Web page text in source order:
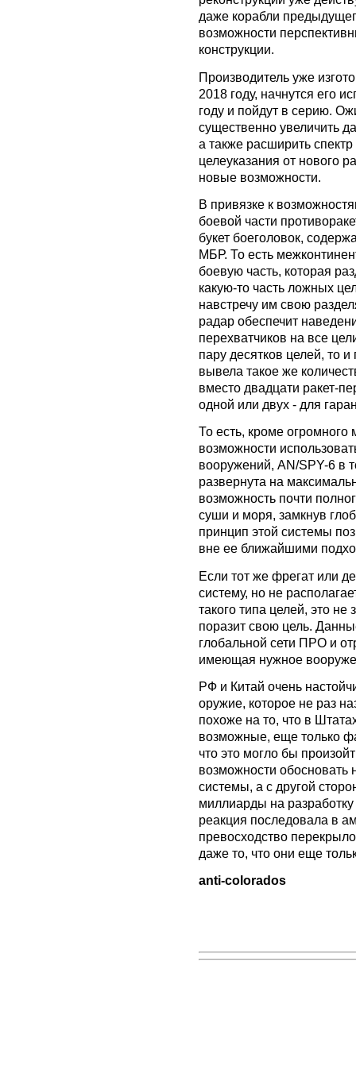
даже корабли
возможности
конструкции.
Производитель уже
2018 году, начнутся его
году и пойдут в серию.
существенно увеличить
а также расширить
целеуказания от нового
новые возможности.
В привязке к
боевой части
букет боеголовок,
МБР. То есть
боевую часть, которая
какую-то часть ложных
навстречу им свою
радар обеспечит
перехватчиков на все
пару десятков целей, то
вывела такое же
вместо двадцати ракет-
одной или двух - для
То есть, кроме
возможности
вооружений, AN/SPY-6 в
развернута на
возможность почти
суши и моря, замкнув
принцип этой системы
вне ее ближайшими
Если тот же фрегат или
систему, но не
такого типа целей, это не
поразит свою цель.
глобальной сети ПРО и
имеющая нужное
РФ и Китай очень
оружие, которое не раз
похоже на то, что в
возможные, еще только
что это могло бы
возможности обосновать
системы, а с другой
миллиарды на
реакция последовала в
превосходство
даже то, что они еще
anti-colorados